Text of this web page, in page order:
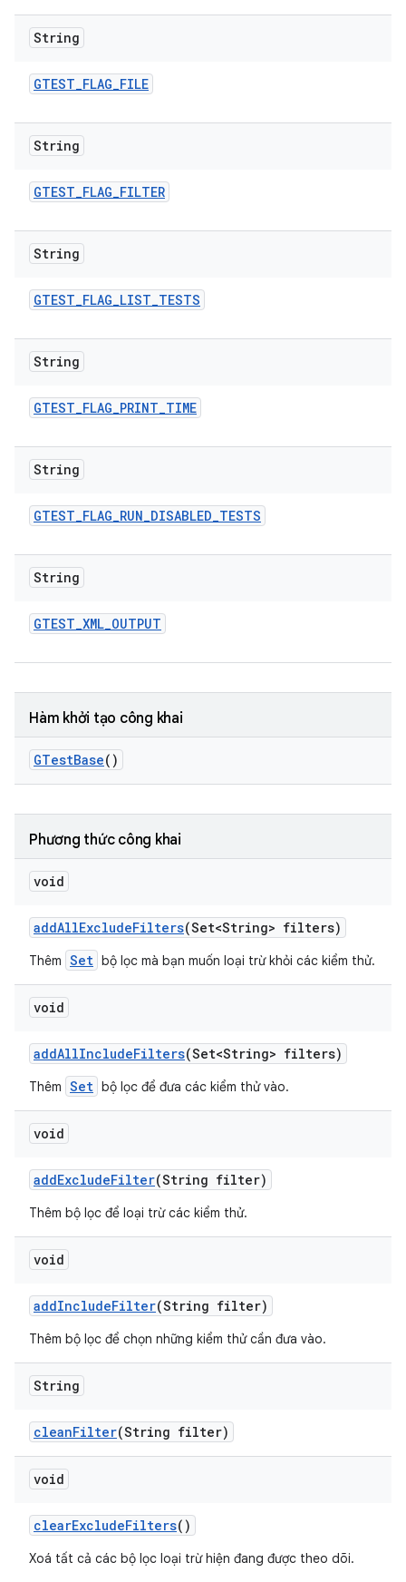
String
GTEST_FLAG_FILE
String
GTEST_FLAG_FILTER
String
GTEST_FLAG_LIST_TESTS
String
GTEST_FLAG_PRINT_TIME
String
GTEST_FLAG_RUN_DISABLED_TESTS
String
GTEST_XML_OUTPUT
Hàm khởi tạo công khai
GTestBase()
Phương thức công khai
void
addAllExcludeFilters(Set<String> filters)
Thêm Set bộ lọc mà bạn muốn loại trừ khỏi các kiểm thử.
void
addAllIncludeFilters(Set<String> filters)
Thêm Set bộ lọc để đưa các kiểm thử vào.
void
addExcludeFilter(String filter)
Thêm bộ lọc để loại trừ các kiểm thử.
void
addIncludeFilter(String filter)
Thêm bộ lọc để chọn những kiểm thử cần đưa vào.
String
cleanFilter(String filter)
void
clearExcludeFilters()
Xoá tất cả các bộ lọc loại trừ hiện đang được theo dõi.